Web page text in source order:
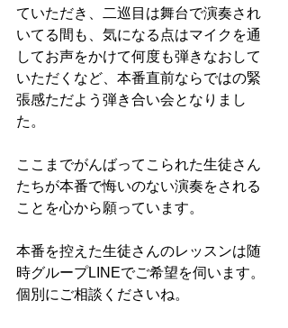
ていただき、二巡目は舞台で演奏され
いてる間も、気になる点はマイクを通
してお声をかけて何度も弾きなおして
いただくなど、本番直前ならではの緊
張感ただよう弾き合い会となりまし
た。
ここまでがんばってこられた生徒さん
たちが本番で悔いのない演奏をされる
ことを心から願っています。
本番を控えた生徒さんのレッスンは随
時グループLINEでご希望を伺います。
個別にご相談くださいね。